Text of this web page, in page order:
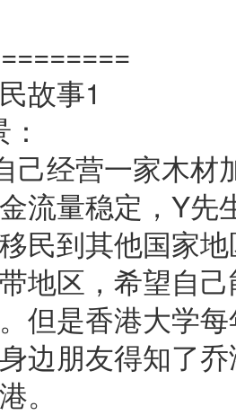
故事1
己经营一家木材
流量稳定，Y先
民到其他国家
地区，希望自
但是香港大学
边朋友得知了
。